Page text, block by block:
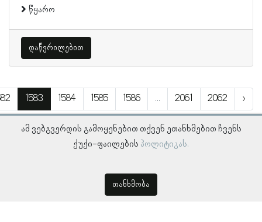
წყარო
დაწვრილებით
1583 1584 1585 1586 ... 2061 2062 ›
ამ ვებგვერდის გამოყენებით თქვენ ეთანხმებით ჩვენს
ქუქი-ფაილების პოლიტიკას.
თანხმობა